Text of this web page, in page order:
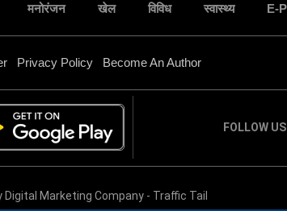
मनोरंजन खेल विविध स्वास्थ्य E-
Privacy Policy Become An Author
FOLLOW US
Digital Marketing Company - Traffic Tail
भक्तों ने किया रुद्राभिषेक,,